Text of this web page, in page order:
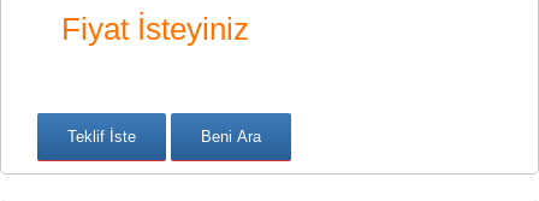
Fiyat İsteyiniz